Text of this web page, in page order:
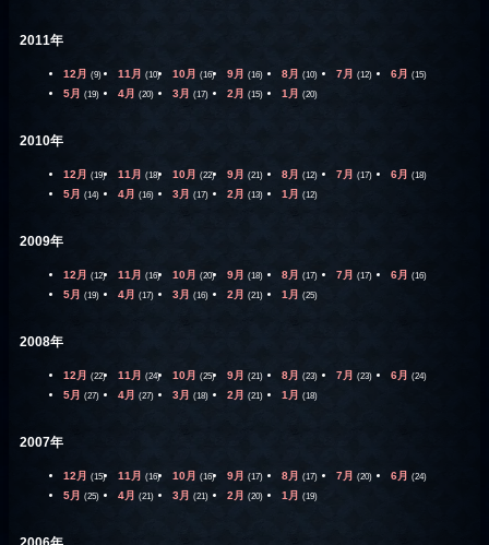
2011年
12月 (9) 11月 (10) 10月 (16) 9月 (16) 8月 (10) 7月 (12) 6月 (15)
5月 (19) 4月 (20) 3月 (17) 2月 (15) 1月 (20)
2010年
12月 (19) 11月 (18) 10月 (22) 9月 (21) 8月 (12) 7月 (17) 6月 (18)
5月 (14) 4月 (16) 3月 (17) 2月 (13) 1月 (12)
2009年
12月 (12) 11月 (16) 10月 (20) 9月 (18) 8月 (17) 7月 (17) 6月 (16)
5月 (19) 4月 (17) 3月 (16) 2月 (21) 1月 (25)
2008年
12月 (22) 11月 (24) 10月 (25) 9月 (21) 8月 (23) 7月 (23) 6月 (24)
5月 (27) 4月 (27) 3月 (18) 2月 (21) 1月 (18)
2007年
12月 (15) 11月 (16) 10月 (16) 9月 (17) 8月 (17) 7月 (20) 6月 (24)
5月 (25) 4月 (21) 3月 (21) 2月 (20) 1月 (19)